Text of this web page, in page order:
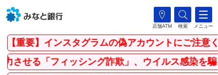
店舗ATM 検索 メニュー
重要】インスタグラムの偽アカウントにご注意く
せる「フィッシング詐欺」、ウイルス感染を騙